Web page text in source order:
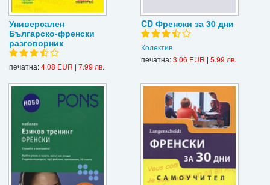
Универсален
Българско-френски
разговорник
печатна:4.08 EUR | 7.99 лв.
CD Френски за 30 дни
Колектив
печатна:3.06 EUR | 5.99 лв.